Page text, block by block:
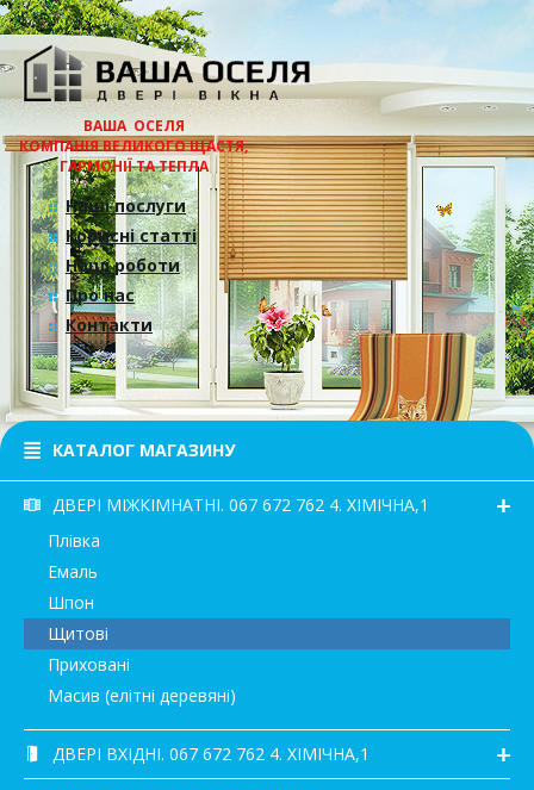
ВАША ОСЕЛЯ
КОМПАНІЯ ВЕЛИКОГО ЩАСТЯ,
ГАРМОНІЇ ТА ТЕПЛА
Наші послуги
Корисні статті
Наші роботи
Про нас
Контакти
КАТАЛОГ МАГАЗИНУ
ДВЕРІ МІЖКІМНАТНІ. 067 672 762 4. ХІМІЧНА,1
Плівка
Емаль
Шпон
Щитові
Приховані
Масив (елітні деревяні)
ДВЕРІ ВХІДНІ. 067 672 762 4. ХІМІЧНА,1